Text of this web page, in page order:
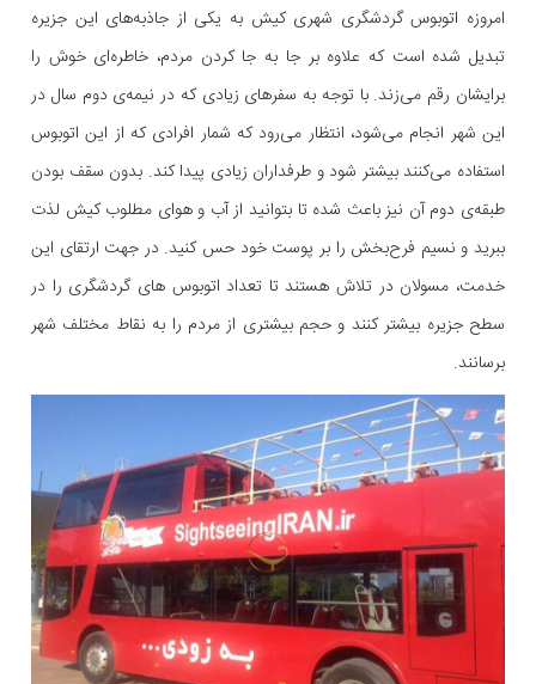
امروزه اتوبوس گردشگری شهری کیش به یکی از جاذبه‌های این جزیره
تبدیل شده است که علاوه بر جا به جا کردن مردم، خاطره‌ای خوش را
برایشان رقم می‌زند. با توجه به سفرهای زیادی که در نیمه‌ی دوم سال در
این شهر انجام می‌شود، انتظار می‌رود که شمار افرادی که از این اتوبوس
استفاده می‌کنند بیشتر شود و طرفداران زیادی پیدا کند. بدون سقف بودن
طبقه‌ی دوم آن نیز باعث شده تا بتوانید از آب و هوای مطلوب کیش لذت
ببرید و نسیم فرح‌بخش را بر پوست خود حس کنید. در جهت ارتقای این
خدمت، مسولان در تلاش هستند تا تعداد اتوبوس های گردشگری را در
سطح جزیره بیشتر کنند و حجم بیشتری از مردم را به نقاط مختلف شهر
برسانند.